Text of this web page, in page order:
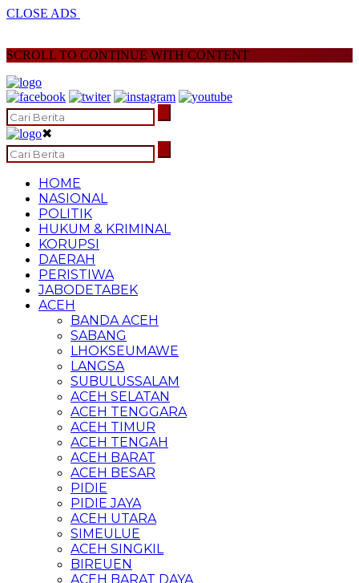
CLOSE ADS
SCROLL TO CONTINUE WITH CONTENT
✖
HOME
NASIONAL
POLITIK
HUKUM & KRIMINAL
KORUPSI
DAERAH
PERISTIWA
JABODETABEK
ACEH
BANDA ACEH
SABANG
LHOKSEUMAWE
LANGSA
SUBULUSSALAM
ACEH SELATAN
ACEH TENGGARA
ACEH TIMUR
ACEH TENGAH
ACEH BARAT
ACEH BESAR
PIDIE
PIDIE JAYA
ACEH UTARA
SIMEULUE
ACEH SINGKIL
BIREUEN
ACEH BARAT DAYA